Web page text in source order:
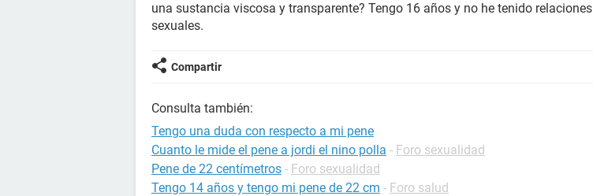
una sustancia viscosa y transparente? Tengo 16 años y no he tenido relaciones
sexuales.
Compartir
Consulta también:
Tengo una duda con respecto a mi pene
Cuanto le mide el pene a jordi el nino polla - Foro sexualidad
Pene de 22 centímetros - Foro sexualidad
Tengo 14 años y tengo mi pene de 22 cm - Foro salud